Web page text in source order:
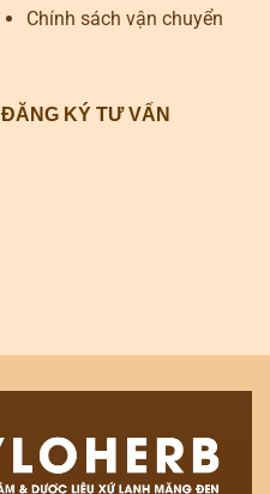
Chính sách vận chuyển
ĐĂNG KÝ TƯ VẤN